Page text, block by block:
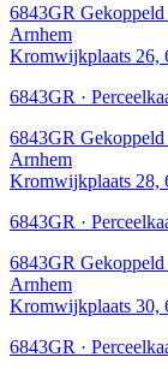
6843GR Gekoppeld
Arnhem
Kromwijkplaats 26,
6843GR ·
6843GR Gekoppeld
Arnhem
Kromwijkplaats 28,
6843GR ·
6843GR Gekoppeld
Arnhem
Kromwijkplaats 30,
6843GR ·